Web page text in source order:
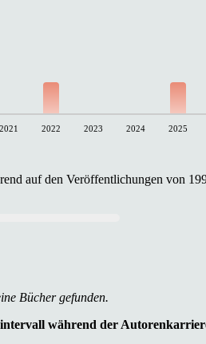
2021 2022 2023 2024 2025
auf den Veröffentlichungen von
Bücher gefunden.
während der